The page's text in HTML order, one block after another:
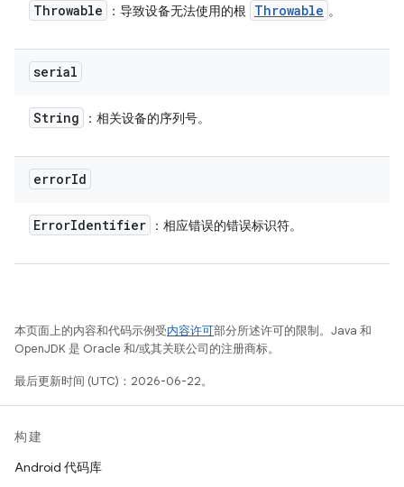
Throwable ：导致设备无法使用的根 Throwable 。
serial
String ：相关设备的序列号。
errorId
ErrorIdentifier ：相应错误的错误标识符。
本页面上的内容和代码示例受内容许可部分所述许可的限制。Java 和
OpenJDK 是 Oracle 和/或其关联公司的注册商标。
最后更新时间 (UTC)：2026-06-22。
构建
Android 代码库